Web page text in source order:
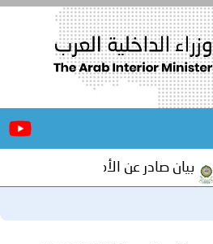
بيان صادر عن الأمانة العامة لمجلس